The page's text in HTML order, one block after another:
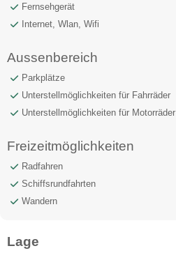
Fernsehgerät
Internet, Wlan, Wifi
Aussenbereich
Parkplätze
Unterstellmöglichkeiten für Fahrräder
Unterstellmöglichkeiten für Motorräder
Freizeitmöglichkeiten
Radfahren
Schiffsrundfahrten
Wandern
Lage